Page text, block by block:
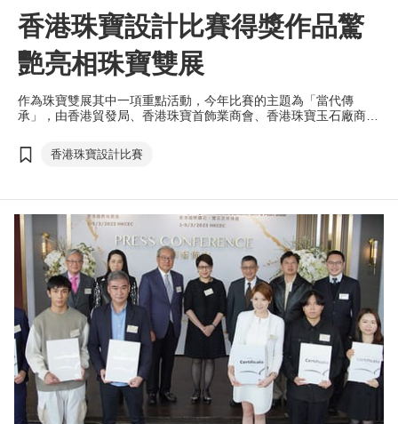
香港珠寶設計比賽得獎作品驚
艷亮相珠寶雙展
作為珠寶雙展其中一項重點活動，今年比賽的主題為「當代傳
承」，由香港貿發局、香港珠寶首飾業商會、香港珠寶玉石廠商
業界發掘人才，提升香港珠寶的設計水平，並向本地及海內外的買
家推廣香港設計及製造的珠寶。
香港珠寶設計比賽